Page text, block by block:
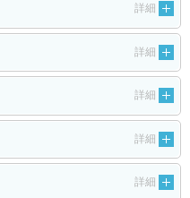
詳細
詳細
詳細
詳細
詳細